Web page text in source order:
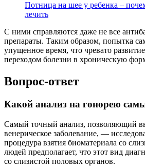
Потница на шее у ребенка –
лечить
С ними справляются даже не все
препараты. Таким образом, попытка
упущенное время, что чревато
переходом болезни в хроническую
Вопрос-ответ
Какой анализ на гонорею
Самый точный анализ, позволяющий
венерическое заболевание, —
процедура взятия биоматериала со
людей предполагает, что этот вид
со слизистой половых органов.